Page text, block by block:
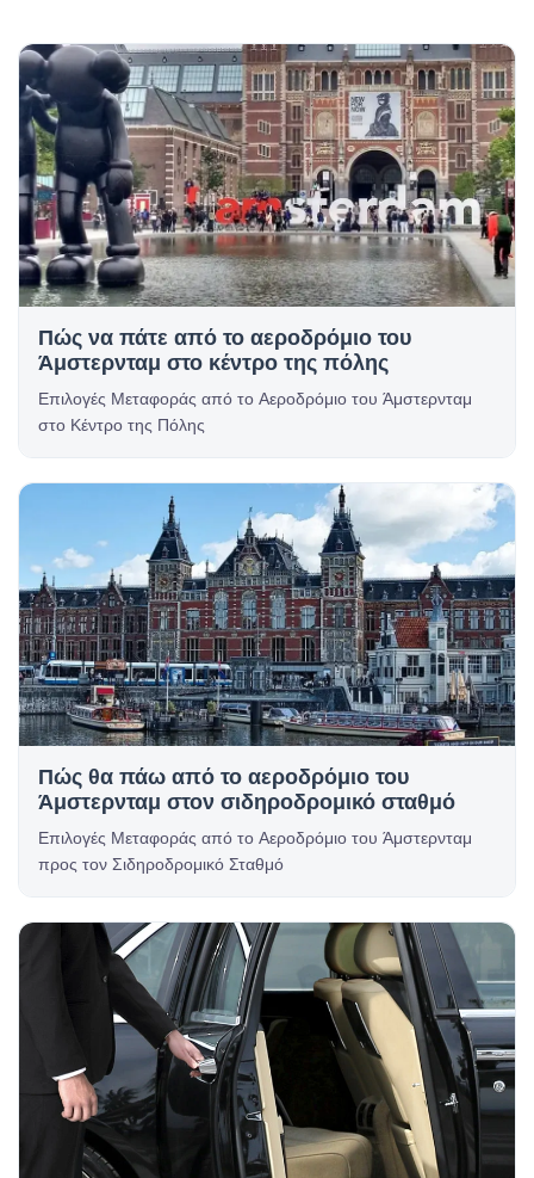
Πώς να πάτε από το αεροδρόμιο του
Άμστερνταμ στο κέντρο της πόλης
Επιλογές Μεταφοράς από το Αεροδρόμιο του Άμστερνταμ
στο Κέντρο της Πόλης
Πώς θα πάω από το αεροδρόμιο του
Άμστερνταμ στον σιδηροδρομικό σταθμό
Επιλογές Μεταφοράς από το Αεροδρόμιο του Άμστερνταμ
προς τον Σιδηροδρομικό Σταθμό